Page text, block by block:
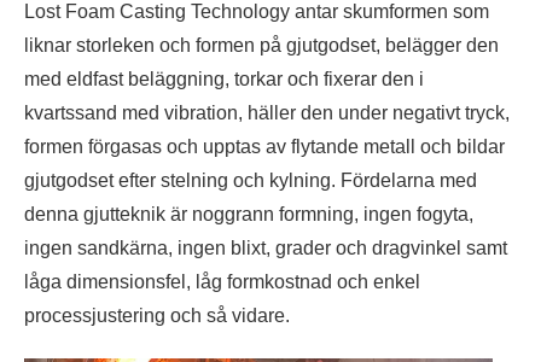
Lost Foam Casting Technology antar skumformen som
liknar storleken och formen på gjutgodset, belägger den
med eldfast beläggning, torkar och fixerar den i
kvartssand med vibration, häller den under negativt tryck,
formen förgasas och upptas av flytande metall och bildar
gjutgodset efter stelning och kylning. Fördelarna med
denna gjutteknik är noggrann formning, ingen fogyta,
ingen sandkärna, ingen blixt, grader och dragvinkel samt
låga dimensionsfel, låg formkostnad och enkel
processjustering och så vidare.